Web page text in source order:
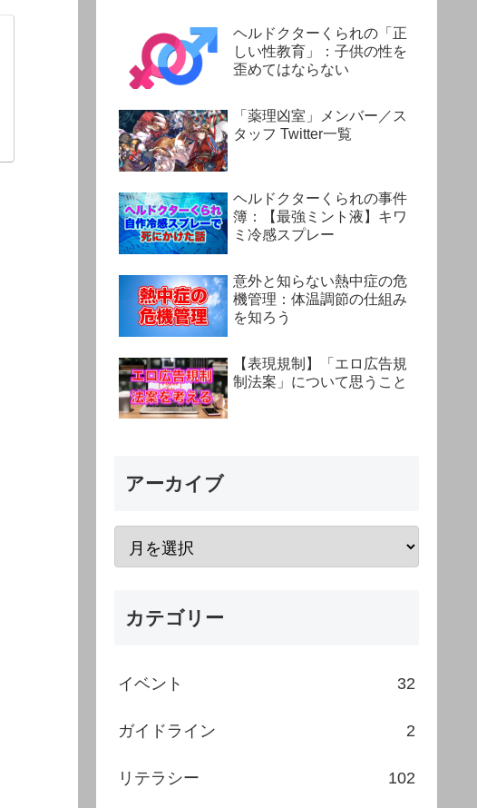
ヘルドクターくられの「正
しい性教育」：子供の性を
歪めてはならない
「薬理凶室」メンバー／ス
タッフ Twitter一覧
ヘルドクターくられの事件
簿：【最強ミント液】キワ
ミ冷感スプレー
意外と知らない熱中症の危
機管理：体温調節の仕組み
を知ろう
【表現規制】「エロ広告規
制法案」について思うこと
アーカイブ
カテゴリー
イベント 32
ガイドライン 2
リテラシー 102